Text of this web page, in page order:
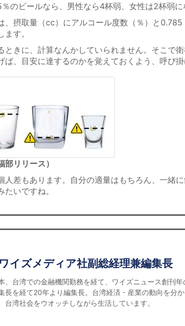
のビールなら、男性なら4杯弱、女性は2杯弱に
、摂取量（cc）にアルコール度数（％）と0.785
す。
きに、計算なんかしていられません。そこで
ば、目安に達するのかを覚えておくよう、呼び掛
リリース）
差もあります。自分の適量はもちろん、一緒
いですね。
ワイズメディア社副総経理兼編集長
、台湾での金融機関勤務を経て、ワイズニュース創刊
長を経て20年より編集長。台湾経済・産業の動向を分
台湾社会をウオッチしながら生活しています。